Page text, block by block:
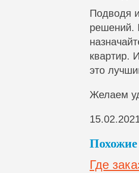
Подводя
решений.
квартир.
это
Желаем
Похожие
Где